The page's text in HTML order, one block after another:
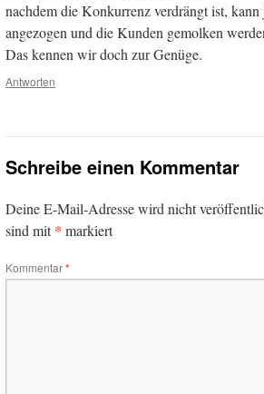
nachdem die Konkurrenz verdrängt ist, kann
angezogen und die Kunden gemolken
Das kennen wir doch zur Genüge.
Antworten
Schreibe einen Kommentar
Deine E-Mail-Adresse wird nicht
sind mit* markiert
Kommentar*